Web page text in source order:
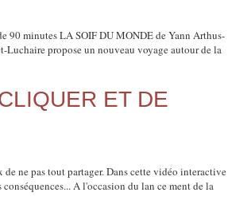
90 minutes LA SOIF DU MONDE de Yann Arthus-
propose un nouveau voyage autour de la
ET DE
ne pas tout partager. Dans cette vidéo interactive
A l'occasion du lan ce ment de la